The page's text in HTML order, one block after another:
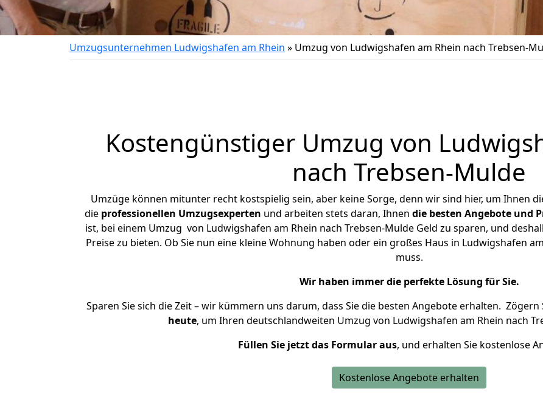
Umzugsunternehmen Ludwigshafen am Rhein » Umzug von Ludwigshafen am Rhein nach Trebsen-
Kostengünstiger Umzug von
nach Trebsen-Mulde
Umzüge können mitunter recht kostspielig sein, aber keine Sorge, denn wir sind hier, um Ihnen
die professionellen Umzugsexperten und arbeiten stets daran, Ihnen die besten Angebote und
ist, bei einem Umzug von Ludwigshafen am Rhein nach Trebsen-Mulde Geld zu sparen, und
Preise zu bieten. Ob Sie nun eine kleine Wohnung haben oder ein großes Haus in Ludwigshafen
muss.
Wir haben immer die perfekte Lösung für Sie.
Sparen Sie sich die Zeit – wir kümmern uns darum, dass Sie die besten Angebote erhalten. Zögern
heute, um Ihren deutschlandweiten Umzug von Ludwigshafen am Rhein nach
Füllen Sie jetzt das Formular aus, und erhalten Sie kostenlose
Kostenlose Angebote erhalten